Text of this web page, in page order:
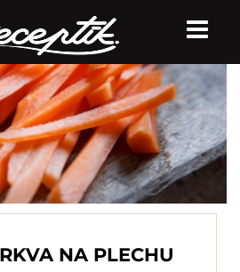
NA PLECHU